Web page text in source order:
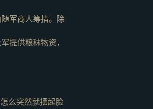
军商人筹措。除
提供粮秣物资，
么突然就摆起脸